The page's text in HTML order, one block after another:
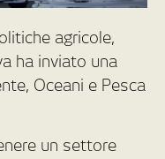
agricole,
ha inviato una
Oceani e Pesca
un settore